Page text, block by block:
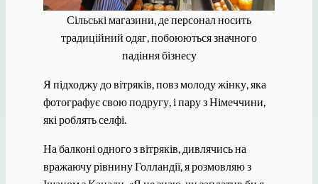
Сільські магазини, де персонал носить
традиційний одяг, побоюються значного
падіння бізнесу
Я підходжу до вітряків, повз молоду жінку, яка
фотографує свою подругу, і пару з Німеччини,
які роблять селфі.
На балконі одного з вітряків, дивлячись на
вражаючу рівнину Голландії, я розмовляю з